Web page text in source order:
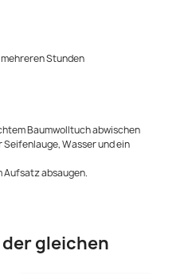
Stunden
Baumwolltuch abwischen
Wasser und ein
Aufsatz absaugen.
gleichen